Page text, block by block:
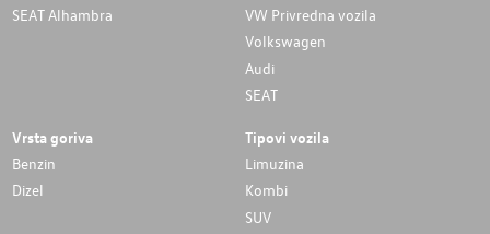
SEAT Alhambra
VW Privredna vozila
Volkswagen
Audi
SEAT
Vrsta goriva
Benzin
Dizel
Tipovi vozila
Limuzina
Kombi
SUV